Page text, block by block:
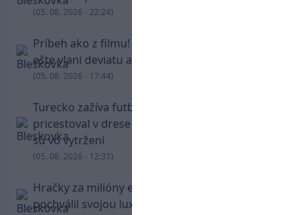
(05. 08. 2026 - 22:24)
Príbeh ako z filmu! Hrdina Slovana Kianga hral
ešte vlani deviatu anglickú ligu
(05. 08. 2026 - 17:44)
Turecko zažíva futbalové šialenstvo! Salah
pricestoval v drese Trabzonsporu, fanúšikovia
sú vo vytržení
(05. 08. 2026 - 12:31)
Hračky za milióny eur! Cristiano Ronaldo sa
pochválil svojou luxusnou zbierkou áut